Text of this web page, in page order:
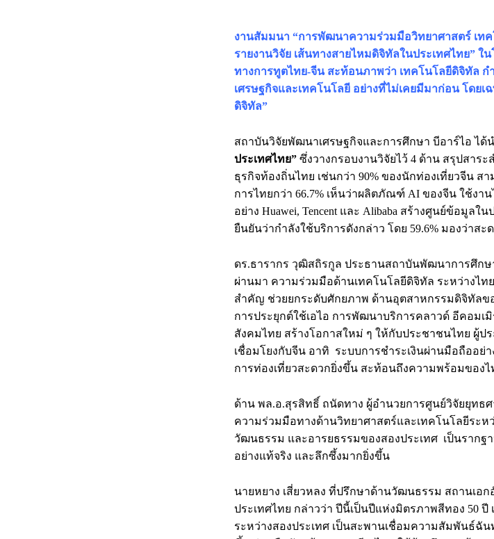
งานสัมมนา “การพัฒนาความร่วมมือวิทยาศาสตร์ เท
รายงานวิจัย เส้นทางสายไหมดิจิทัลในประเทศไทย”
ทางการทูตไทย-จีน สะท้อนภาพว่า เทคโนโลยีดิจิทัล
เศรษฐกิจและเทคโนโลยี อย่างที่ไม่เคยมีมาก่อน โดยเ
ดิจิทัล”
สถาบันวิจัยพัฒนาเศรษฐกิจและการศึกษา บีอาร์ไอ ได้
ประเทศไทย”ซึ่งวางกรอบงานวิจัยไว้ 4 ด้าน สรุปสาร
ธุรกิจท้องถิ่นไทย เช่นกว่า 90% ของนักท่องเที่ยวจีน สา
การไทยกว่า 66.7% เห็นว่าผลิตภัณฑ์ AI ของจีน ใช้ง
อย่าง Huawei, Tencent และ Alibaba สร้างศูนย์ข้อมูล
ยืนยันว่ากำลังใช้บริการดังกล่าว โดย 59.6% มองว่าสะ
ดร.ธารากร วุฒิสถิรกูล ประธานสถาบันพัฒนาการศึกษ
ผ่านมา ความร่วมมือด้านเทคโนโลยีดิจิทัล ระหว่างไท
สำคัญ ช่วยยกระดับศักยภาพ ด้านอุตสาหกรรมดิจิทัลข
การประยุกต์ใช้เอไอ การพัฒนาบริการคลาวด์ อีคอม
สังคมไทย สร้างโอกาสใหม่ ๆ ให้กับประชาชนไทย ผู้ป
เชื่อมโยงกับจีน อาทิ ระบบการชำระเงินผ่านมือถืออย่า
การท่องเที่ยวสะดวกยิ่งขึ้น สะท้อนถึงความพร้อมของ
ด้าน พล.อ.สุรสิทธิ์ ถนัดทาง ผู้อำนวยการศูนย์วิจัยยุทธ
ความร่วมมือทางด้านวิทยาศาสตร์และเทคโนโลยีระห
วัฒนธรรม และอารยธรรมของสองประเทศ เป็นราก
อย่างแท้จริง และลึกซึ้งมากยิ่งขึ้น
นายหยาง เสี่ยวหลง ที่ปรึกษาด้านวัฒนธรรม สถานเอ
ประเทศไทย กล่าวว่า ปีนี้เป็นปีแห่งมิตรภาพสีทอง 50
ระหว่างสองประเทศ เป็นสะพานเชื่อมความสัมพันธ์